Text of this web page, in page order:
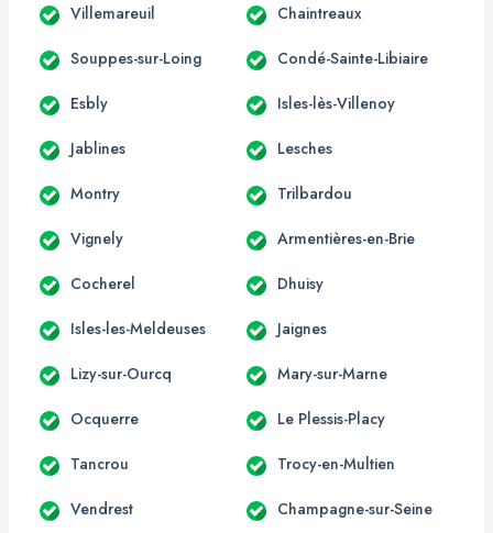
Villemareuil Chaintreaux
Souppes-sur-Loing Condé-Sainte-Libiaire
Esbly Isles-lès-Villenoy
Jablines Lesches
Montry Trilbardou
Vignely Armentières-en-Brie
Cocherel Dhuisy
Isles-les-Meldeuses Jaignes
Lizy-sur-Ourcq Mary-sur-Marne
Ocquerre Le Plessis-Placy
Tancrou Trocy-en-Multien
Vendrest Champagne-sur-Seine